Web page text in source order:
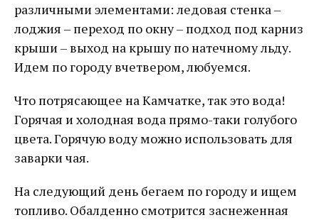
различными элементами: ледовая стенка –
лоджия – переход по окну – подход под карниз
крыши – выход на крышу по натечному льду.
Идем по городу вчетвером, любуемся.
Что потрясающее на Камчатке, так это вода!
Горячая и холодная вода прямо-таки голубого
цвета. Горячую воду можно использовать для
заварки чая.
На следующий день бегаем по городу и ищем
топливо. Обалденно смотрится заснеженная